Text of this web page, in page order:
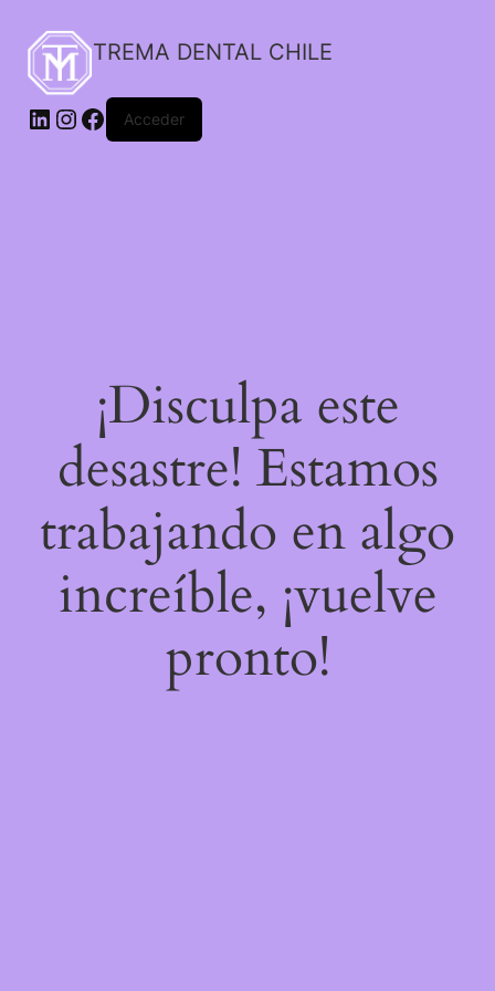
TREMA DENTAL CHILE
Acceder
¡Disculpa este
desastre! Estamos
trabajando en algo
increíble, ¡vuelve
pronto!